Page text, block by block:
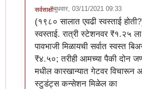
सर्वसाक्षीबुधवार, 03/11/2021 09:33
In reply toमाथे रान उजाड झालं
(१९८० सालात एवढी स्वस्ताई
स्वस्ताई. रात्री स्टेशनवर ₹१.२५
पावभाजी मिळायची सर्वात स्वस्त
₹४.५०; तरीही आमच्या पैकी दोन
मधील कारखान्यात गेटवर विचारून
स्टुडंट्स कन्सेशन मिळेल का